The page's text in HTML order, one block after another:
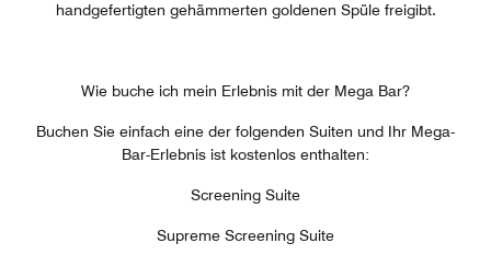
handgefertigten gehämmerten goldenen Spüle freigibt.
Wie buche ich mein Erlebnis mit der Mega Bar?
Buchen Sie einfach eine der folgenden Suiten und Ihr Mega-
Bar-Erlebnis ist kostenlos enthalten:
Screening Suite
Supreme Screening Suite